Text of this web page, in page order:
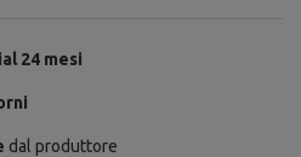
24 mesi
dal produttore